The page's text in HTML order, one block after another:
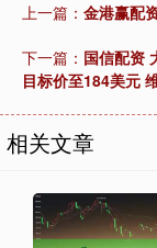
上一篇： 金港赢配
下一篇： 国信配资
目标价至184美元
相关文章